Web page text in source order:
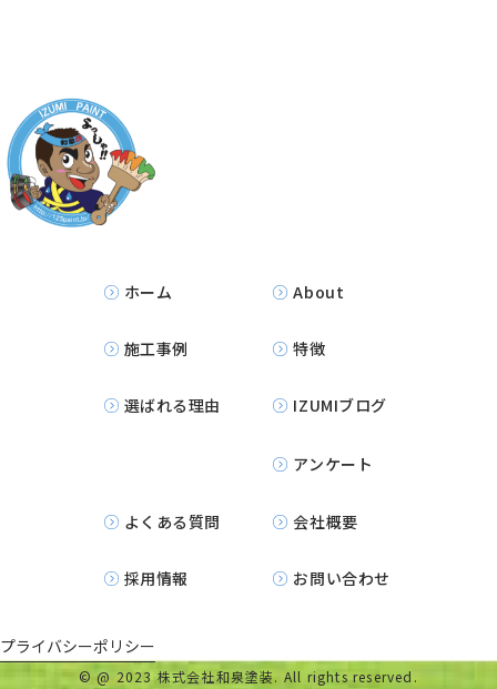
ホーム About
施工事例 特徴
選ばれる理由 IZUMIブログ
アンケート
よくある質問 会社概要
採用情報 お問い合わせ
© @ 2023 株式会社和泉塗装. All rights reserved.
プライバシーポリシー